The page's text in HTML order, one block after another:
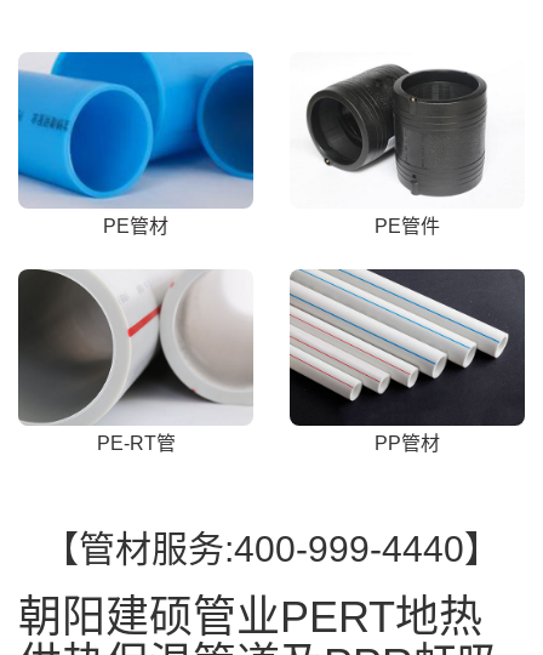
PE管材 PE管件
PE-RT管 PP管材
【管材服务:400-999-4440】
朝阳建硕管业PERT地热